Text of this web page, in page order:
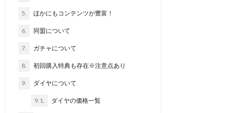
5. ほかにもコンテンツが豊富！
6. 同盟について
7. ガチャについて
8. 初回購入特典も存在※注意点あり
9. ダイヤについて
9.1. ダイヤの価格一覧